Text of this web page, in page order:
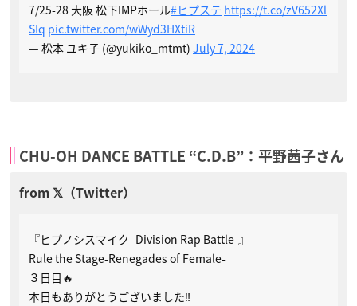
7/25-28 大阪 松下IMPホール#ヒプステ https://t.co/zV652Xl
SIq pic.twitter.com/wWyd3HXtiR
— 松本 ユキ子 (@yukiko_mtmt) July 7, 2024
CHU-OH DANCE BATTLE “C.D.B”：平野茜子さん
『ヒプノシスマイク -Division Rap Battle-』
Rule the Stage-Renegades of Female-
３日目🔥
本日もありがとうございました‼︎